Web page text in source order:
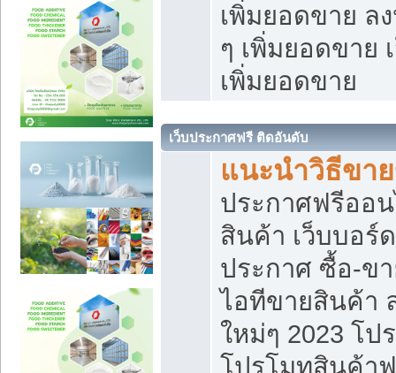
เพิ่มยอดขาย ล
ๆ เพิ่มยอดขาย
เพิ่มยอดขาย
เว็บประกาศฟรี ติดอันดับ
แนะนำวิธีขา
ประกาศฟรีออ
สินค้า เว็บบอร์
ประกาศ ซื้อ-ข
ไอทีขายสินค้า
ใหม่ๆ 2023 โป
โปรโมทสินค้า